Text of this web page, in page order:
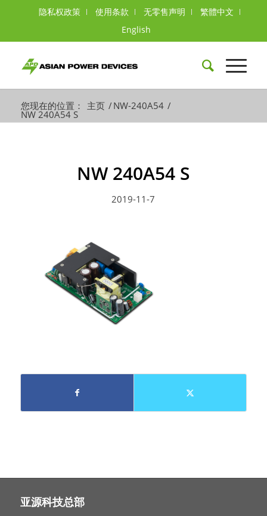
隐私权政策 使用条款 无零售声明
繁體中文
English
您现在的位置： 主页 / NW-240A54 /
NW 240A54 S
NW 240A54 S
2019-11-7
亚源科技总部